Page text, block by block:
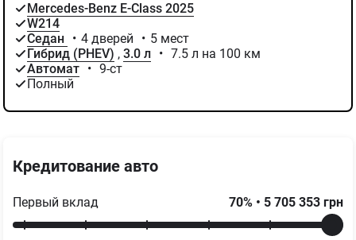
Mercedes-Benz E-Class 2025
W214
Седан • 4 дверей • 5 мест
Гибрид (PHEV) , 3.0 л • 7.5 л на 100 км
Автомат • 9-ст
Полный
Кредитование авто
Первый вклад 70% • 5 705 353 грн